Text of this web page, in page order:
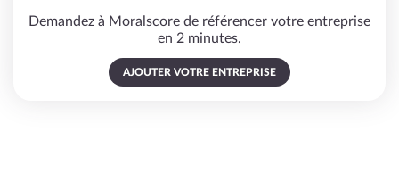
Demandez à Moralscore de référencer votre entreprise
en 2 minutes.
AJOUTER VOTRE ENTREPRISE